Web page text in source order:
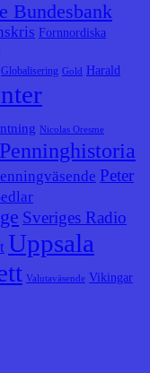
Bundesbank
Fornnordiska
Globalisering Gold Harald
Nicolas Oresme
Penninghistoria
Peter
Sveriges Radio
Uppsala
Valutaväsende Vikingar